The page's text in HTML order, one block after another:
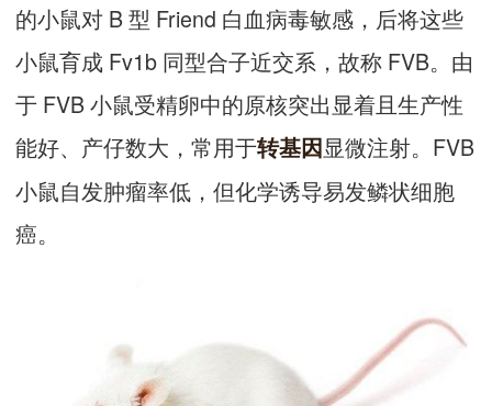
的小鼠对 B 型 Friend 白血病毒敏感，后将这些
小鼠育成 Fv1b 同型合子近交系，故称 FVB。由
于 FVB 小鼠受精卵中的原核突出显着且生产性
能好、产仔数大，常用于转基因显微注射。FVB
小鼠自发肿瘤率低，但化学诱导易发鳞状细胞
癌。